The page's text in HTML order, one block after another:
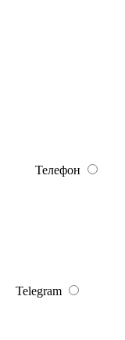
Телефон
Telegram